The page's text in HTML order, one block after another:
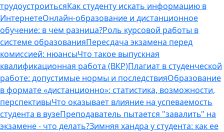
трудоустроитьсяКак студенту искать информацию в
ИнтернетеОнлайн-образование и дистанционное
обучение: в чем разница?Роль курсовой работы в
системе образованияПересдача экзамена перед
комиссией: нюансыЧто такое выпускная
квалификационная работа (ВКР)Плагиат в студенческой
работе: допустимые нормы и последствияОбразование
в формате «дистанционно»: статистика, возможности,
перспективыЧто оказывает влияние на успеваемость
студента в вузеПреподаватель пытается "завалить" на
экзамене - что делать?Зимняя хандра у студента: как ее